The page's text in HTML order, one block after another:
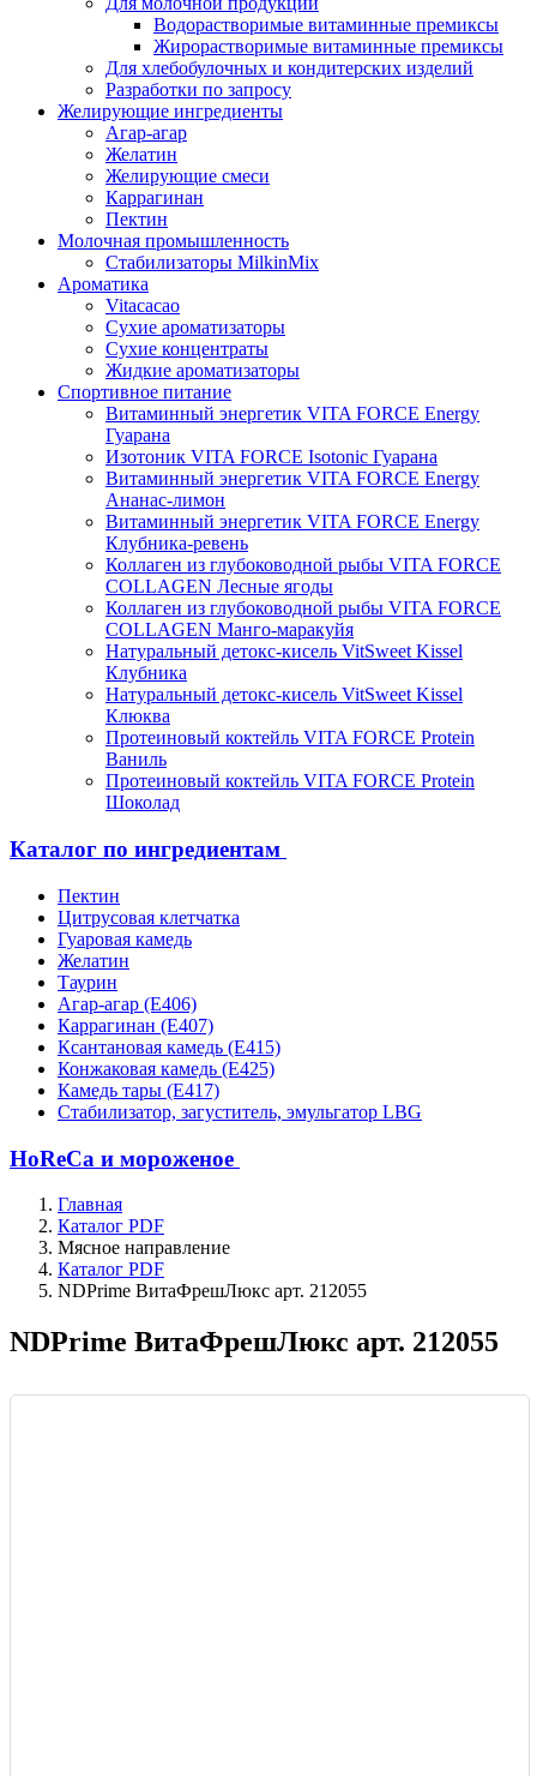
Водорастворимые витаминные премиксы
Жирорастворимые витаминные премиксы
Для хлебобулочных и кондитерских изделий
Разработки по запросу
Желирующие ингредиенты
Агар-агар
Желатин
Желирующие смеси
Каррагинан
Пектин
Молочная промышленность
Стабилизаторы MilkinMix
Ароматика
Vitacacao
Сухие ароматизаторы
Сухие концентраты
Жидкие ароматизаторы
Спортивное питание
Витаминный энергетик VITA FORCE Energy
Гуарана
Изотоник VITA FORCE Isotonic Гуарана
Витаминный энергетик VITA FORCE Energy
Ананас-лимон
Витаминный энергетик VITA FORCE Energy
Клубника-ревень
Коллаген из глубоководной рыбы VITA FORCE
COLLAGEN Лесные ягоды
Коллаген из глубоководной рыбы VITA FORCE
COLLAGEN Манго-маракуйя
Натуральный детокс-кисель VitSweet Kissel
Клубника
Натуральный детокс-кисель VitSweet Kissel
Клюква
Протеиновый коктейль VITA FORCE Protein
Ваниль
Протеиновый коктейль VITA FORCE Protein
Шоколад
Каталог по ингредиентам
Пектин
Цитрусовая клетчатка
Гуаровая камедь
Желатин
Таурин
Агар-агар (Е406)
Каррагинан (Е407)
Ксантановая камедь (Е415)
Конжаковая камедь (Е425)
Камедь тары (Е417)
Стабилизатор, загуститель, эмульгатор LBG
HoReCa и мороженое
Главная
Каталог PDF
Мясное направление
Каталог PDF
NDPrime ВитаФрешЛюкс арт. 212055
NDPrime ВитаФрешЛюкс арт. 212055